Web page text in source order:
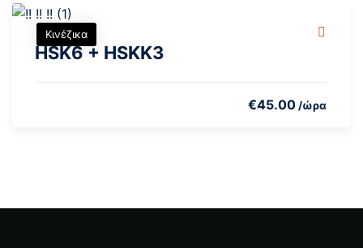
Κινέζικα
HSK6 + HSKK3
€45.00/ώρα